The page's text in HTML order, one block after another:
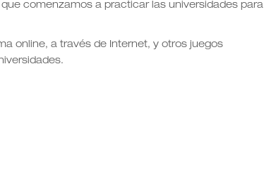
que comenzamos a practicar las universidades para
online, a través de Internet, y otros juegos